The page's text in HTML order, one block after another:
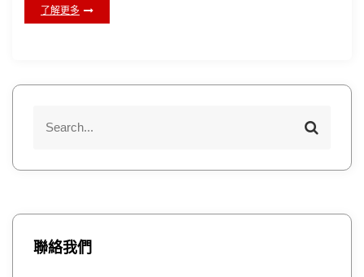
了解更多
f
S
r
聯絡我們